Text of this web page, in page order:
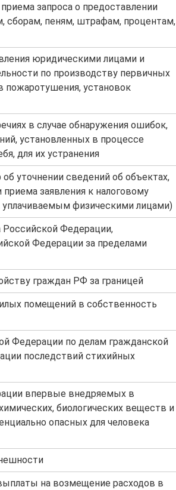
запроса о предоставлении
сборам, пеням, штрафам, процентам,
юридическими лицами и
по производству первичных
установок
в случае обнаружения ошибок,
установленных в процессе
для их устранения
уточнении сведений об объектах,
заявления к налоговому
физическими лицами)
Федерации,
Федерации за пределами
граждан РФ за границей
помещений в собственность
Федерации по делам гражданской
последствий стихийных
впервые внедряемых в
биологических веществ и
опасных для человека
на возмещение расходов в